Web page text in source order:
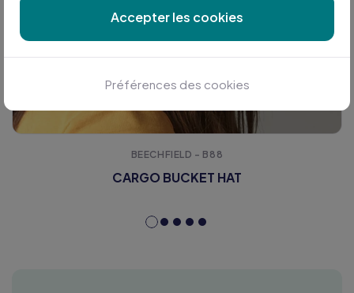
BEECHFIELD - B88
CARGO BUCKET HAT
Accepter les cookies
Préférences des cookies